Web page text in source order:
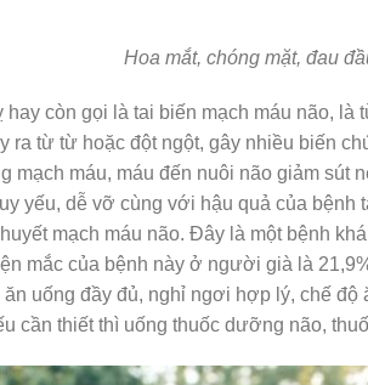
Hoa mắt, chóng mặt, đau
hay còn gọi là tai biến mạch máu não,
ra từ từ hoặc đột ngột, gây nhiều biến
mạch máu, máu đến nuôi não giảm sút
yếu, dễ vỡ cùng với hậu quả của
mạch máu não. Đây là một bệnh
mắc của bệnh này ở người già là
ăn uống đầy đủ, nghỉ ngơi hợp lý, chế
cần thiết thì uống thuốc dưỡng não,